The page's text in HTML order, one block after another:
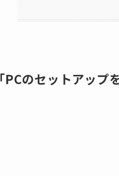
「PCのセットアッ